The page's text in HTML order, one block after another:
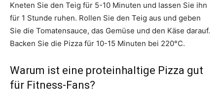
Kneten Sie den Teig für 5-10 Minuten und lassen Sie ihn
für 1 Stunde ruhen. Rollen Sie den Teig aus und geben
Sie die Tomatensauce, das Gemüse und den Käse darauf.
Backen Sie die Pizza für 10-15 Minuten bei 220°C.
Warum ist eine proteinhaltige Pizza gut
für Fitness-Fans?